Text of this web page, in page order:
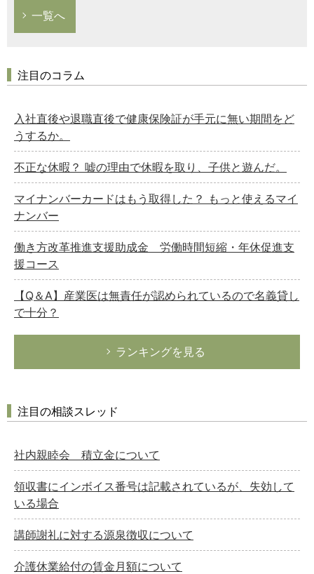
一覧へ
注目のコラム
入社直後や退職直後で健康保険証が手元に無い期間をど
うするか。
不正な休暇？ 嘘の理由で休暇を取り、子供と遊んだ。
マイナンバーカードはもう取得した？ もっと使えるマイ
ナンバー
働き方改革推進支援助成金 労働時間短縮・年休促進支
援コース
【Q＆A】産業医は無責任が認められているので名義貸し
で十分？
ランキングを見る
注目の相談スレッド
社内親睦会 積立金について
領収書にインボイス番号は記載されているが、失効して
いる場合
講師謝礼に対する源泉徴収について
介護休業給付の賃金月額について